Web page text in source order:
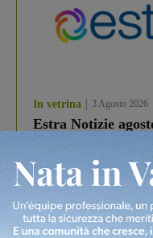
In vetrina 3 Agosto 2026
Estra Notizie
studenti
debutta il podcast